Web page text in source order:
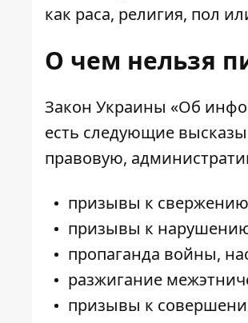
как раса, религия, пол
О чем нельзя
Закон Украины «Об
есть следующие
правовую,
призывы к свержению
призывы к
пропаганда войны,
разжигание
призывы к